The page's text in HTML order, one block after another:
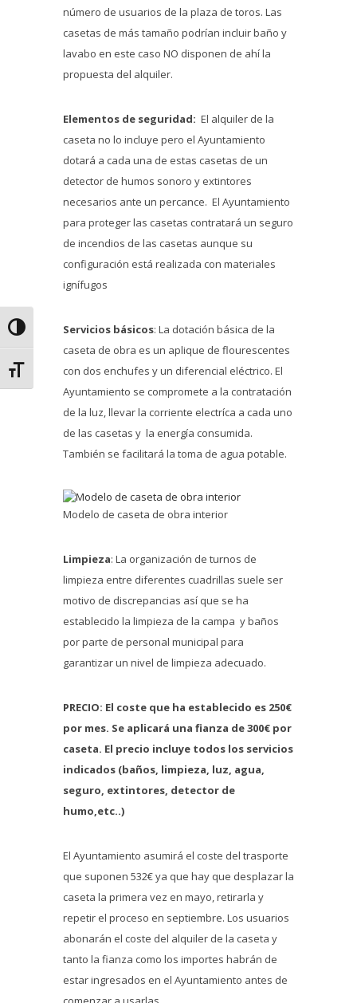
Alternar alto contraste
Alternar tamaño de letra
número de usuarios de la plaza de toros. Las
casetas de más tamaño podrían incluir baño y
lavabo en este caso NO disponen de ahí la
propuesta del alquiler.
Elementos de seguridad: El alquiler de la
caseta no lo incluye pero el Ayuntamiento
dotará a cada una de estas casetas de un
detector de humos sonoro y extintores
necesarios ante un percance. El Ayuntamiento
para proteger las casetas contratará un seguro
de incendios de las casetas aunque su
configuración está realizada con materiales
ignífugos
Servicios básicos: La dotación básica de la
caseta de obra es un aplique de flourescentes
con dos enchufes y un diferencial eléctrico. El
Ayuntamiento se compromete a la contratación
de la luz, llevar la corriente electríca a cada uno
de las casetas y la energía consumida.
También se facilitará la toma de agua potable.
Modelo de caseta de obra interior
Limpieza: La organización de turnos de
limpieza entre diferentes cuadrillas suele ser
motivo de discrepancias así que se ha
establecido la limpieza de la campa y baños
por parte de personal municipal para
garantizar un nivel de limpieza adecuado.
PRECIO: El coste que ha establecido es 250€
por mes. Se aplicará una fianza de 300€ por
caseta. El precio incluye todos los servicios
indicados (baños, limpieza, luz, agua,
seguro, extintores, detector de
humo,etc..)
El Ayuntamiento asumirá el coste del trasporte
que suponen 532€ ya que hay que desplazar la
caseta la primera vez en mayo, retirarla y
repetir el proceso en septiembre. Los usuarios
abonarán el coste del alquiler de la caseta y
tanto la fianza como los importes habrán de
estar ingresados en el Ayuntamiento antes de